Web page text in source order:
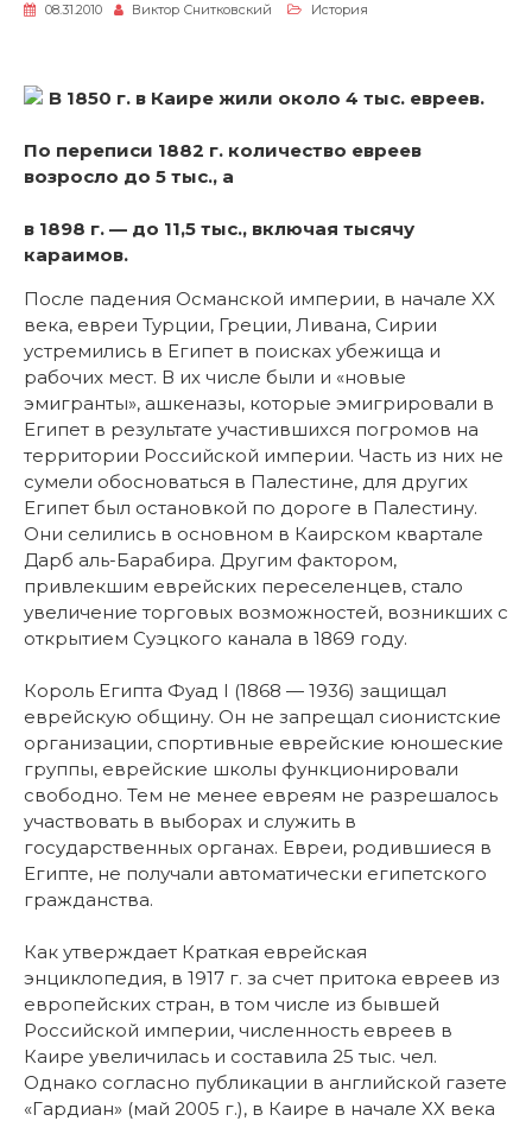
08.31.2010 Виктор Снитковский История
В 1850 г. в Каире жили около 4 тыс. евреев.
По переписи 1882 г. количество евреев
возросло до 5 тыс., а
в 1898 г. — до 11,5 тыс., включая тысячу
караимов.
После падения Османской империи, в начале XX
века, евреи Турции, Греции, Ливана, Сирии
устремились в Египет в поисках убежища и
рабочих мест. В их числе были и «новые
эмигранты», ашкеназы, которые эмигрировали в
Египет в результате участившихся погромов на
территории Российской империи. Часть из них не
сумели обосноваться в Палестине, для других
Египет был остановкой по дороге в Палестину.
Они селились в основном в Каирском квартале
Дарб аль-Барабира. Другим фактором,
привлекшим еврейских переселенцев, стало
увеличение торговых возможностей, возникших с
открытием Суэцкого канала в 1869 году.
Король Египта Фуад I (1868 — 1936) защищал
еврейскую общину. Он не запрещал сионистские
организации, спортивные еврейские юношеские
группы, еврейские школы функционировали
свободно. Тем не менее евреям не разрешалось
участвовать в выборах и служить в
государственных органах. Евреи, родившиеся в
Египте, не получали автоматически египетского
гражданства.
Как утверждает Краткая еврейская
энциклопедия, в 1917 г. за счет притока евреев из
европейских стран, в том числе из бывшей
Российской империи, численность евреев в
Каире увеличилась и составила 25 тыс. чел.
Однако согласно публикации в английской газете
«Гардиан» (май 2005 г.), в Каире в начале ХХ века